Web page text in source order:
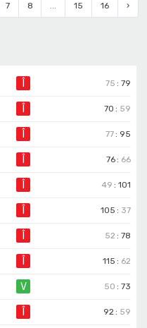
75 :79
70 : 59
77 : 95
76 : 66
49 :101
105 : 37
52 :78
115 : 62
V 50 :73
92 : 59
7 8 ... 15 16 ›